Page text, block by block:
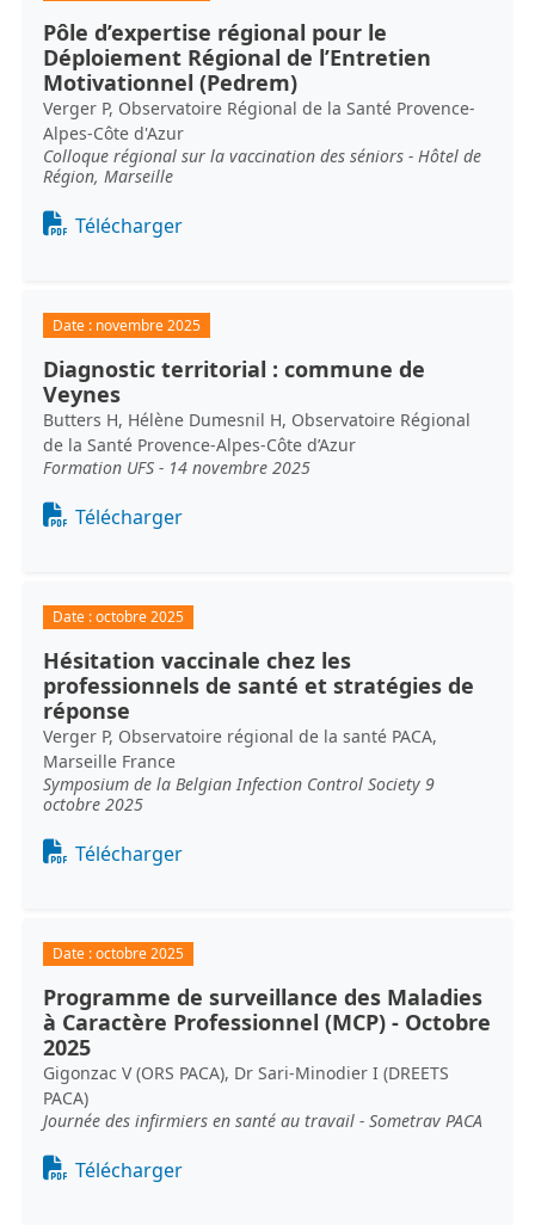
Pôle d’expertise régional pour le
Déploiement Régional de l’Entretien
Motivationnel (Pedrem)
Verger P, Observatoire Régional de la Santé Provence-
Alpes-Côte d'Azur
Colloque régional sur la vaccination des séniors - Hôtel de
Région, Marseille
Document
Télécharger
Date : novembre 2025
Diagnostic territorial : commune de
Veynes
Butters H, Hélène Dumesnil H, Observatoire Régional
de la Santé Provence-Alpes-Côte d’Azur
Formation UFS - 14 novembre 2025
Document
Télécharger
Date :octobre 2025
Hésitation vaccinale chez les
professionnels de santé et stratégies de
réponse
Verger P, Observatoire régional de la santé PACA,
Marseille France
Symposium de la Belgian Infection Control Society 9
octobre 2025
Document
Télécharger
Date :octobre 2025
Programme de surveillance des Maladies
à Caractère Professionnel (MCP) - Octobre
2025
Gigonzac V (ORS PACA), Dr Sari-Minodier I (DREETS
PACA)
Journée des infirmiers en santé au travail - Sometrav PACA
Document
Télécharger